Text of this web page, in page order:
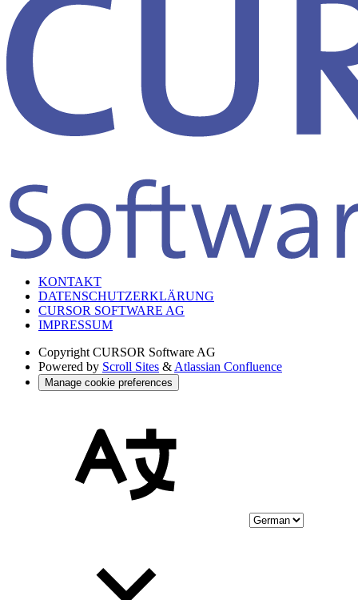
KONTAKT
DATENSCHUTZERKLÄRUNG
CURSOR SOFTWARE AG
IMPRESSUM
Copyright CURSOR Software AG
Powered by Scroll Sites & Atlassian Confluence
Manage cookie preferences